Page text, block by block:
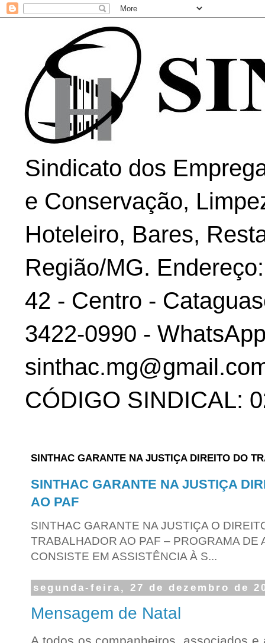
Sindicato dos
e Conservação,
Hoteleiro, Bares,
Região/MG.
42 - Centro -
3422-0990 -
CÓDIGO SINDICAL:
SINTHAC GARANTE NA JUSTIÇA DIREITO DO
SINTHAC GARANTE NA JUSTIÇA
AO PAF
SINTHAC GARANTE NA JUSTIÇA O
TRABALHADOR AO PAF – PROGRAMA DE
CONSISTE EM ASSISTÊNCIA À S...
segunda-feira, 27 de dezembro de
Mensagem de Natal
A todos os companheiros, associados